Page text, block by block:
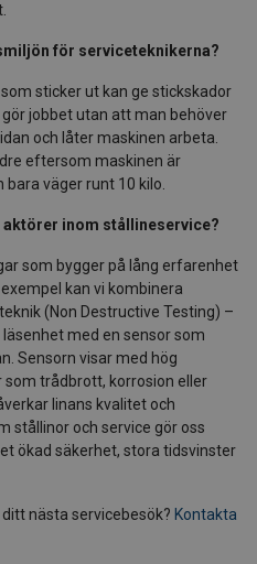
för serviceteknikerna?
sticker ut kan ge stickskador
jobbet utan att man behöver
och låter maskinen arbeta.
eftersom maskinen är
väger runt 10 kilo.
aktörer inom stållineservice?
som bygger på lång erfarenhet
kan vi kombinera
(Non Destructive Testing) –
med en sensor som
Sensorn visar med hög
trådbrott, korrosion eller
linans kvalitet och
stållinor och service gör oss
ökad säkerhet, stora tidsvinster
nästa servicebesök? Kontakta